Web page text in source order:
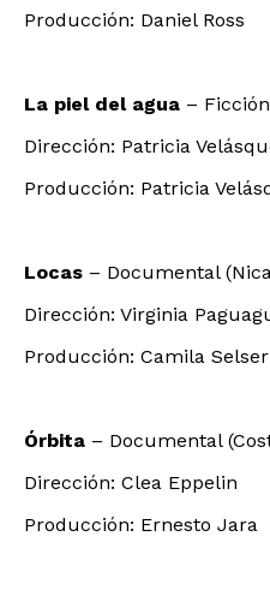
Producción: Daniel Ross
La piel del agua –
Dirección: Patricia
Producción: Patricia
Locas – Documental
Dirección: Virginia
Producción: Camila Selser
Órbita – Documental
Dirección: Clea Eppelin
Producción: Ernesto Jara